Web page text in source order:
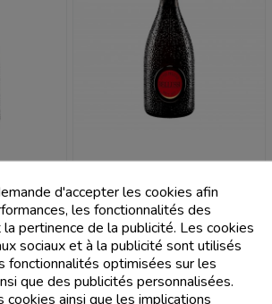
- Bellussi
Vin Mousseux Brut Blanc De Noir
Vsq Cuvée Prestige - Bellussi
Prix
14,01 €
d'accepter les cookies afin
les fonctionnalités des
pertinence de la publicité. Les cookies
sociaux et à la publicité sont utilisés
fonctionnalités optimisées sur les
que des publicités personnalisées.
ainsi que les implications